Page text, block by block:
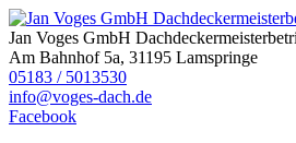
Jan Voges GmbH
Am Bahnhof 5a, 31195 Lamspringe
05183 / 5013530
info@voges-dach.de
Facebook